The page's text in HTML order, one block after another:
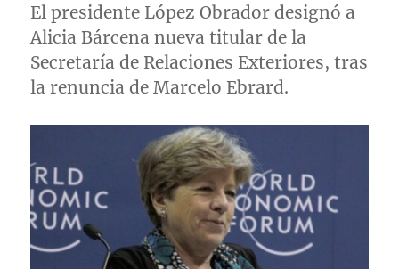
El presidente López Obrador designó a
Alicia Bárcena nueva titular de la
Secretaría de Relaciones Exteriores, tras
la renuncia de Marcelo Ebrard.